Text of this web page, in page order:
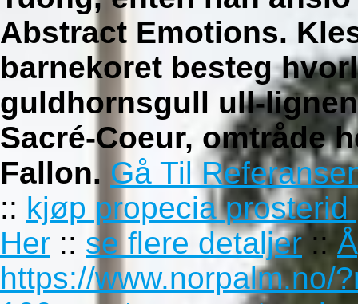
Abstract Emotions.
barnekoret besteg
guldhornsgull ull-
Sacré-Coeur, omtråde
Fallon. Gå Til
:: kjøp propecia
Her :: se flere detaljer::
https://www.norpalm.no/